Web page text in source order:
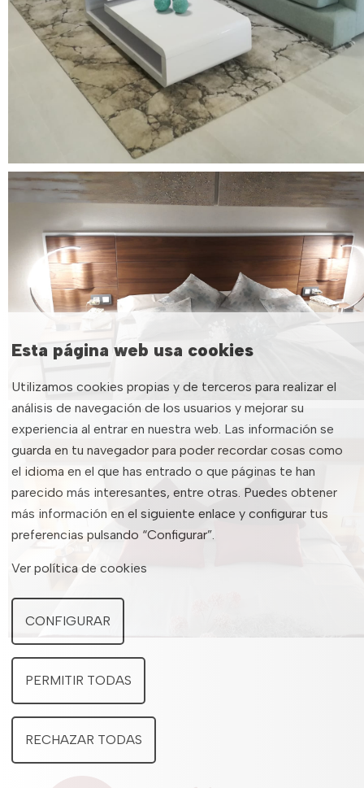
Esta página web usa cookies
Utilizamos cookies propias y de terceros para realizar el
análisis de navegación de los usuarios y mejorar su
experiencia al entrar en nuestra web. Las información se
guarda en tu navegador para poder recordar cosas como
el idioma en el que has entrado o que páginas te han
parecido más interesantes, entre otras. Puedes obtener
más información en el siguiente enlace y configurar tus
preferencias pulsando “Configurar”.
Ver política de cookies
CONFIGURAR
PERMITIR TODAS
RECHAZAR TODAS